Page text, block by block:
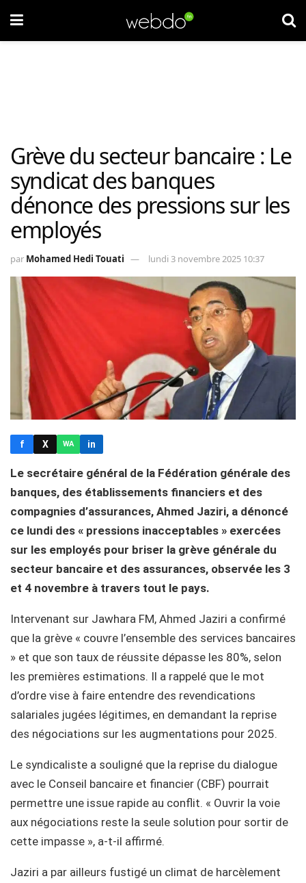
Grève du secteur bancaire : Le
syndicat des banques
dénonce des pressions sur les
employés
par Mohamed Hedi Touati lundi 3 novembre 2025 10:37
f X WA in
Le secrétaire général de la Fédération générale des
banques, des établissements financiers et des
compagnies d’assurances, Ahmed Jaziri, a dénoncé
ce lundi des « pressions inacceptables » exercées
sur les employés pour briser la grève générale du
secteur bancaire et des assurances, observée les 3
et 4 novembre à travers tout le pays.
Intervenant sur Jawhara FM, Ahmed Jaziri a confirmé
que la grève « couvre l’ensemble des services bancaires
» et que son taux de réussite dépasse les 80%, selon
les premières estimations. Il a rappelé que le mot
d’ordre vise à faire entendre des revendications
salariales jugées légitimes, en demandant la reprise
des négociations sur les augmentations pour 2025.
Le syndicaliste a souligné que la reprise du dialogue
avec le Conseil bancaire et financier (CBF) pourrait
permettre une issue rapide au conflit. « Ouvrir la voie
aux négociations reste la seule solution pour sortir de
cette impasse », a-t-il affirmé.
Jaziri a par ailleurs fustigé un climat de harcèlement